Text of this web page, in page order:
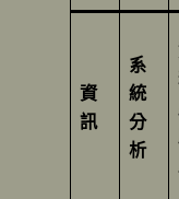
資
訊
系
統
分
析